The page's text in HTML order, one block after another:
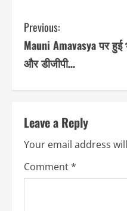
C
o
i
n
u
Previous:
Mauni Amavasya पर
और डीजीपी…
Leave a Reply
Your email address
Comment*